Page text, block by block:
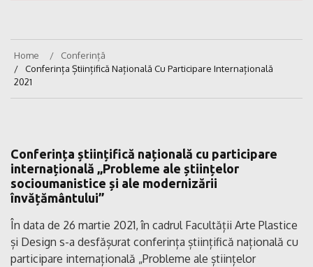
Home
Conferință
Conferința Științifică Națională Cu Participare Internațională
2021
Conferința științifică națională cu participare
internațională „Probleme ale științelor
socioumanistice și ale modernizării
învățământului”
În data de 26 martie 2021, în cadrul Facultății Arte Plastice
și Design s-a desfășurat conferința științifică națională cu
participare internațională „Probleme ale științelor